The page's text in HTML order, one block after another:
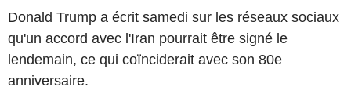
Donald Trump a écrit samedi sur les réseaux sociaux
qu'un accord avec l'Iran pourrait être signé le
lendemain, ce qui coïnciderait avec son 80e
anniversaire.